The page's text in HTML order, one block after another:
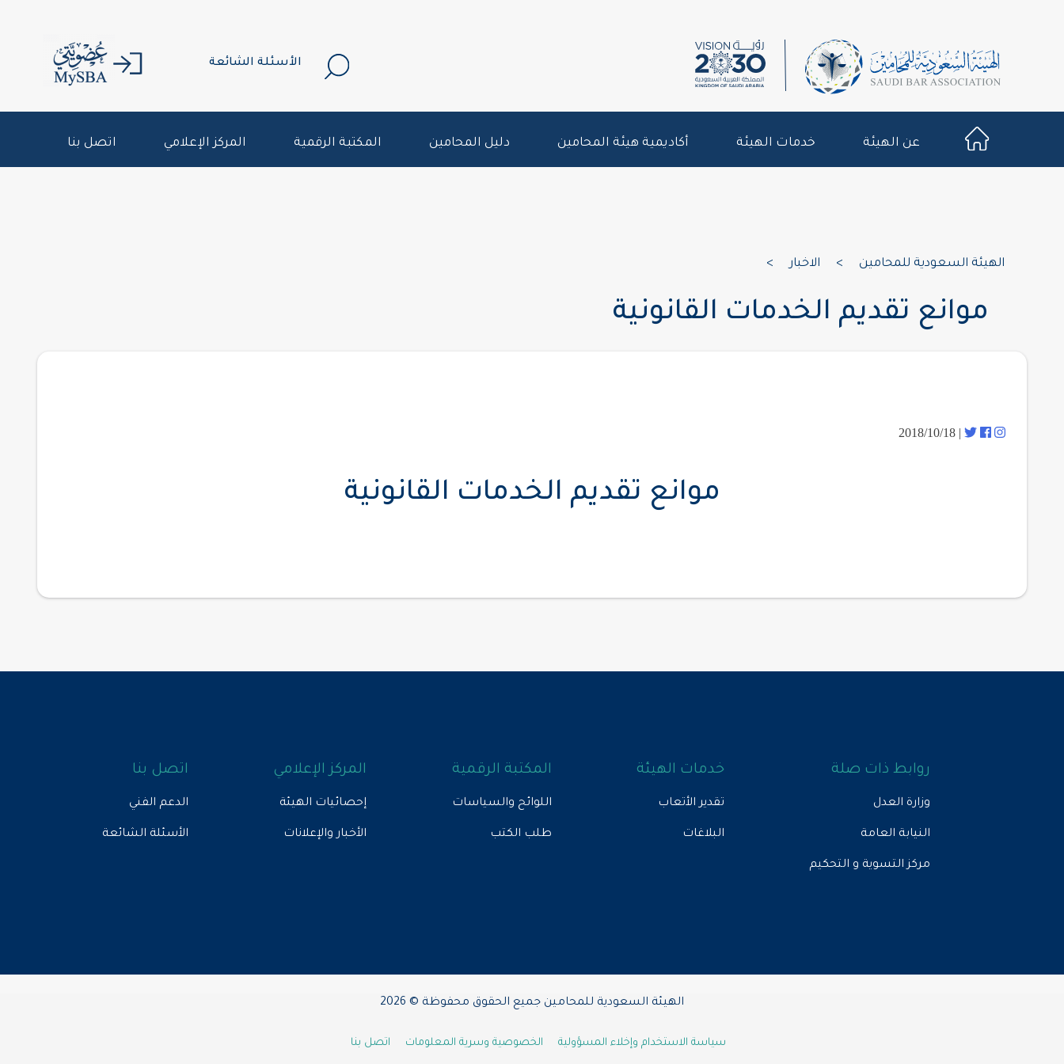
الأسئلة الشائعة
عن الهيئة خدمات الهيئة أكاديمية هيئة المحامين دليل المحامين المكتبة الرقمية المركز الإعلامي اتصل بنا
الهيئة السعودية للمحامين > الاخبار >
موانع تقديم الخدمات القانونية
| 2018/10/18
موانع تقديم الخدمات القانونية
روابط ذات صلة
وزارة العدل
النيابة العامة
مركز التسوية و التحكيم
خدمات الهيئة
تقدير الأتعاب
البلاغات
المكتبة الرقمية
اللوائح والسياسات
طلب الكتب
المركز الإعلامي
إحصائيات الهيئة
الأخبار والإعلانات
اتصل بنا
الدعم الفني
الأسئلة الشائعة
الهيئة السعودية للمحامين جميع الحقوق محفوظة © 2026
سياسة الاستخدام وإخلاء المسؤولية الخصوصية وسرية المعلومات اتصل بنا